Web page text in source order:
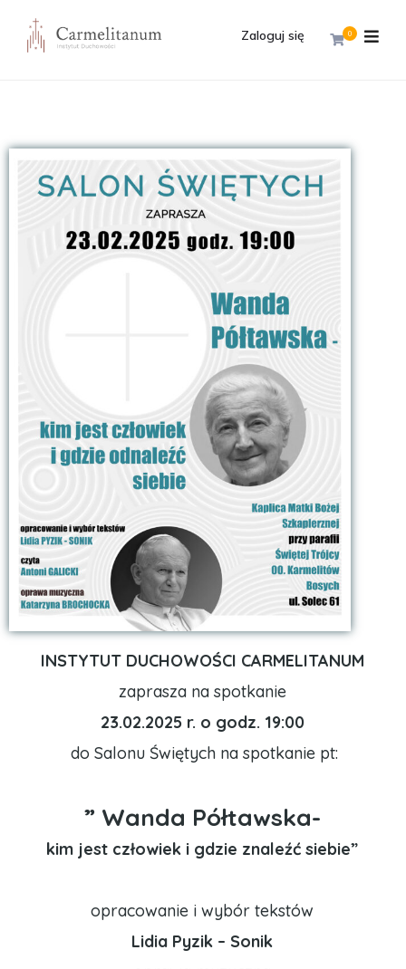
0
Zaloguj się
INSTYTUT DUCHOWOŚCI CARMELITANUM
zaprasza na spotkanie
23.02.2025 r. o godz. 19:00
do Salonu Świętych na spotkanie pt:
” Wanda Półtawska-
kim jest człowiek i gdzie znaleźć siebie”
opracowanie i wybór tekstów
Lidia Pyzik – Sonik